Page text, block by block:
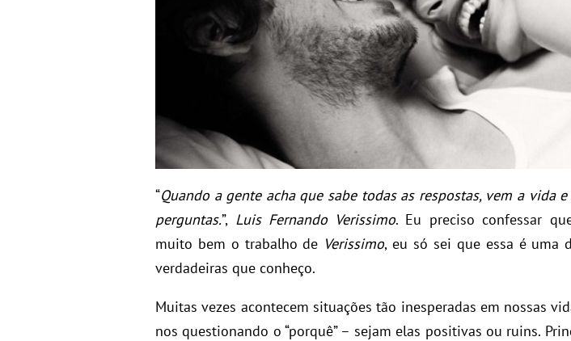
“Quando a gente acha que sabe todas as respostas, vem a vida
perguntas.”, Luis Fernando Verissimo. Eu preciso confessar
muito bem o trabalho de Verissimo, eu só sei que essa é uma
verdadeiras que conheço.
Muitas vezes acontecem situações tão inesperadas em nossas
nos questionando o “porquê” – sejam elas positivas ou ruins.